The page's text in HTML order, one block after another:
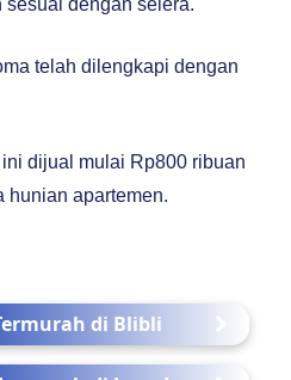
telah dilengkapi dengan
dijual mulai Rp800 ribuan
hunian apartemen.
di Blibli